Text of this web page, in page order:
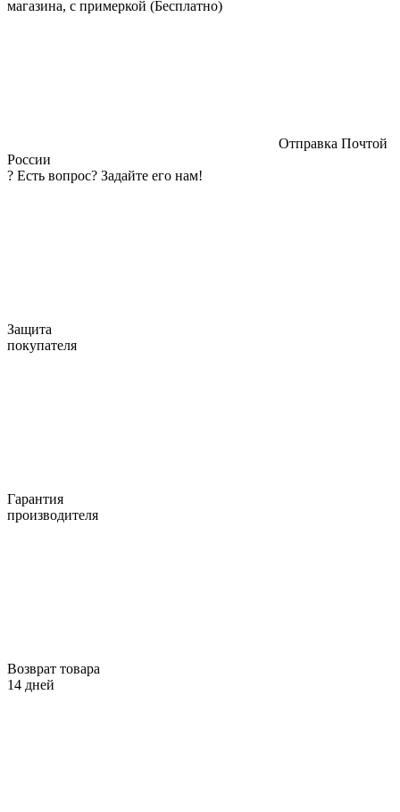
магазина, с примеркой (Бесплатно)
Отправка Почтой
России
? Есть вопрос? Задайте его нам!
Защита
покупателя
Гарантия
производителя
Возврат товара
14 дней